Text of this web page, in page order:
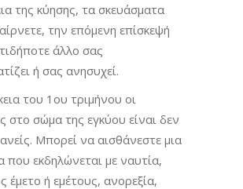
της κύησης, τα σκευάσματα
την επόμενη επίσκεψή
άλλο σας
ή σας ανησυχεί.
του 1ου τριμήνου οι
στο σώμα της εγκύου είναι δεν
Μπορεί να αισθάνεστε μια
που εκδηλώνεται με ναυτία,
έμετο ή εμέτους, ανορεξία,